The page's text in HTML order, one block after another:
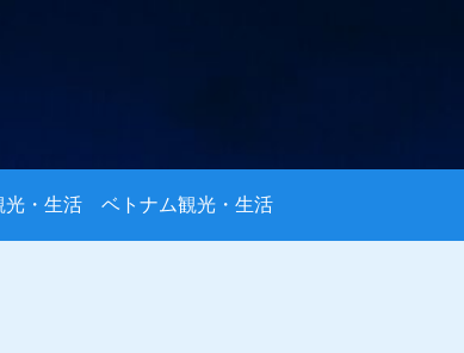
光・生活 ベトナム観光・生活